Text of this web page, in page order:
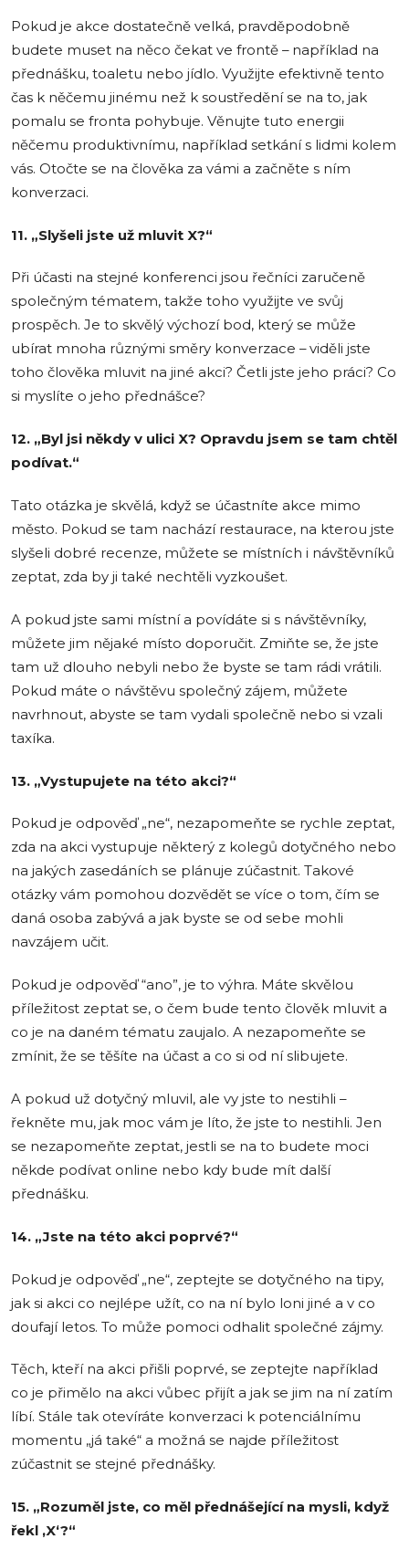
Pokud je akce dostatečně velká, pravděpodobně
budete muset na něco čekat ve frontě – například na
přednášku, toaletu nebo jídlo. Využijte efektivně tento
čas k něčemu jinému než k soustředění se na to, jak
pomalu se fronta pohybuje. Věnujte tuto energii
něčemu produktivnímu, například setkání s lidmi kolem
vás. Otočte se na člověka za vámi a začněte s ním
konverzaci.
11. „Slyšeli jste už mluvit X?“
Při účasti na stejné konferenci jsou řečníci zaručeně
společným tématem, takže toho využijte ve svůj
prospěch. Je to skvělý výchozí bod, který se může
ubírat mnoha různými směry konverzace – viděli jste
toho člověka mluvit na jiné akci? Četli jste jeho práci? Co
si myslíte o jeho přednášce?
12. „Byl jsi někdy v ulici X? Opravdu jsem se tam chtěl
podívat.“
Tato otázka je skvělá, když se účastníte akce mimo
město. Pokud se tam nachází restaurace, na kterou jste
slyšeli dobré recenze, můžete se místních i návštěvníků
zeptat, zda by ji také nechtěli vyzkoušet.
A pokud jste sami místní a povídáte si s návštěvníky,
můžete jim nějaké místo doporučit. Zmiňte se, že jste
tam už dlouho nebyli nebo že byste se tam rádi vrátili.
Pokud máte o návštěvu společný zájem, můžete
navrhnout, abyste se tam vydali společně nebo si vzali
taxíka.
13. „Vystupujete na této akci?“
Pokud je odpověď „ne“, nezapomeňte se rychle zeptat,
zda na akci vystupuje některý z kolegů dotyčného nebo
na jakých zasedáních se plánuje zúčastnit. Takové
otázky vám pomohou dozvědět se více o tom, čím se
daná osoba zabývá a jak byste se od sebe mohli
navzájem učit.
Pokud je odpověď “ano”, je to výhra. Máte skvělou
příležitost zeptat se, o čem bude tento člověk mluvit a
co je na daném tématu zaujalo. A nezapomeňte se
zmínit, že se těšíte na účast a co si od ní slibujete.
A pokud už dotyčný mluvil, ale vy jste to nestihli –
řekněte mu, jak moc vám je líto, že jste to nestihli. Jen
se nezapomeňte zeptat, jestli se na to budete moci
někde podívat online nebo kdy bude mít další
přednášku.
14. „Jste na této akci poprvé?“
Pokud je odpověď „ne“, zeptejte se dotyčného na tipy,
jak si akci co nejlépe užít, co na ní bylo loni jiné a v co
doufají letos. To může pomoci odhalit společné zájmy.
Těch, kteří na akci přišli poprvé, se zeptejte například
co je přimělo na akci vůbec přijít a jak se jim na ní zatím
líbí. Stále tak otevíráte konverzaci k potenciálnímu
momentu „já také“ a možná se najde příležitost
zúčastnit se stejné přednášky.
15. „Rozuměl jste, co měl přednášející na mysli, když
řekl ‚X‘?“